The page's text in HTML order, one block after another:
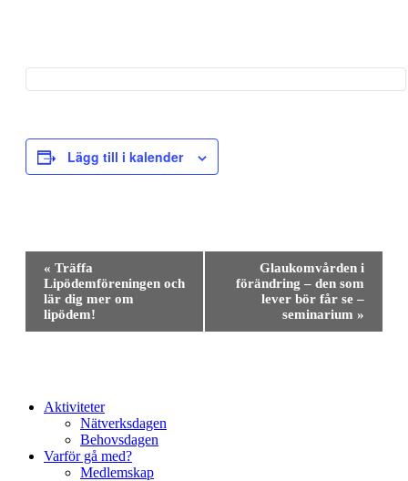
Lägg till i kalender
Evenemang-
navigering
« Träffa
Lipödemföreningen och
lär dig mer om
lipödem!
Glaukomvården i
förändring – den som
lever bör får se –
seminarium »
Close
Aktiviteter
Nätverksdagen
Behovsdagen
Varför gå med?
Medlemskap